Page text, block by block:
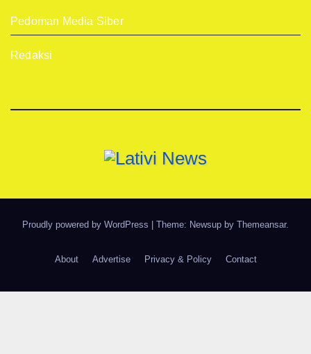
Pedoman Media Siber
Redaksi
Proudly powered by WordPress | Theme: Newsup by Themeansar.
About Advertise Privacy & Policy Contact